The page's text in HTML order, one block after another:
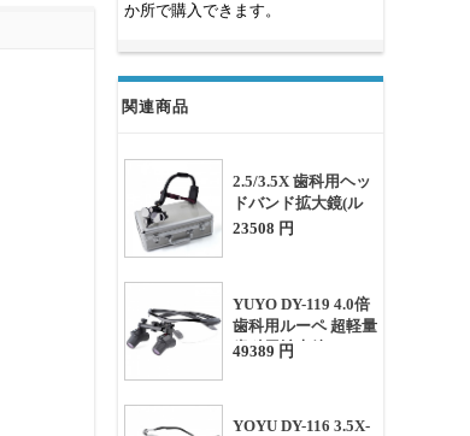
か所で購入できます。
関連商品
2.5/3.5X 歯科用ヘッ
ドバンド拡大鏡(ル
ーペ)、5W LED ヘ
23508 円
YUYO DY-119 4.0倍
歯科用ルーペ 超軽量
歯科用拡大鏡
49389 円
YOYU DY-116 3.5X-